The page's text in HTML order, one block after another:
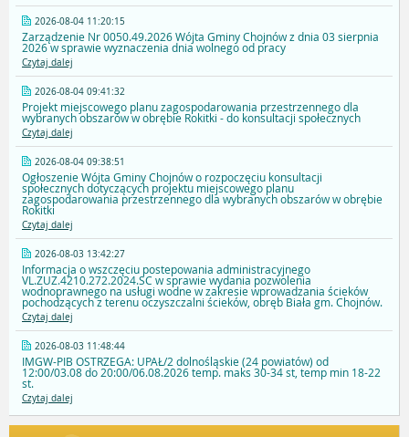
2026-08-04 11:20:15
Zarządzenie Nr 0050.49.2026 Wójta Gminy Chojnów z dnia 03 sierpnia
2026 w sprawie wyznaczenia dnia wolnego od pracy
Czytaj dalej
2026-08-04 09:41:32
Projekt miejscowego planu zagospodarowania przestrzennego dla
wybranych obszarów w obrębie Rokitki - do konsultacji społecznych
Czytaj dalej
2026-08-04 09:38:51
Ogłoszenie Wójta Gminy Chojnów o rozpoczęciu konsultacji
społecznych dotyczących projektu miejscowego planu
zagospodarowania przestrzennego dla wybranych obszarów w obrębie
Rokitki
Czytaj dalej
2026-08-03 13:42:27
Informacja o wszczęciu postepowania administracyjnego
VL.ZUZ.4210.272.2024.SC w sprawie wydania pozwolenia
wodnoprawnego na usługi wodne w zakresie wprowadzania ścieków
pochodzących z terenu oczyszczalni ścieków, obręb Biała gm. Chojnów.
Czytaj dalej
2026-08-03 11:48:44
IMGW-PIB OSTRZEGA: UPAŁ/2 dolnośląskie (24 powiatów) od
12:00/03.08 do 20:00/06.08.2026 temp. maks 30-34 st, temp min 18-22
st.
Czytaj dalej